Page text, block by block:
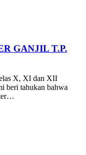
GANJIL T.P.
X, XI dan XII
beri tahukan bahwa